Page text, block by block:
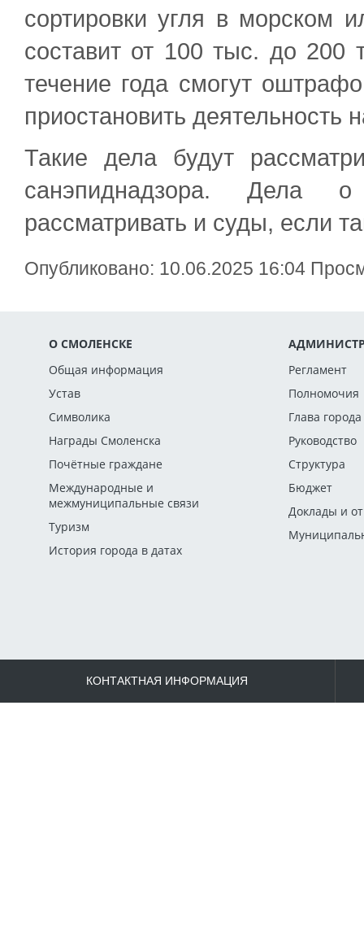
сортировки угля в морском
составит от 100 тыс. до 200
течение года смогут
приостановить деятельность
Такие дела будут
санэпиднадзора. Дела
рассматривать и суды, если
Опубликовано: 10.06.2025 16:04
О СМОЛЕНСКЕ
Общая информация
Устав
Символика
Награды Смоленска
Почётные граждане
Международные и
межмуниципальные связи
Туризм
История города в датах
Регламент
Полномочия
Глава города
Руководство
Структура
Бюджет
Доклады и
КОНТАКТНАЯ ИНФОРМАЦИЯ